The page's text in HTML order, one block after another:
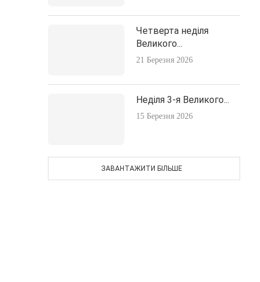
Четверта неділя
Великого...
21 Березня 2026
Неділя 3-я Великого...
15 Березня 2026
ЗАВАНТАЖИТИ БІЛЬШЕ